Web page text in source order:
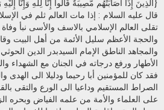
{الَّذِينَ إِذَا أَصَابَتْهُم مُّصِيبَةٌ قَالُواْ إِنَّا لِلّهِ وَإِنَّا
قال عليه السلام : إذا مات العالم ثلم في
تقلى العالم الإسلامي بالاسف والأسى نبأ وفاة
والحجة الأعظم سليل الأئمة من أهل البيت
والمجاهد الناطق الإمام السيدبدر الدين
الأطهار ورفع درجاته في الجنان مع الشهداء
فقد كان للمؤمنين أبا رحيما ودليلا الى الهدى
الصراط المستقيم وداعيا الى الورع والتقى
على العلماء والأمة من علمه الفياض وبحره